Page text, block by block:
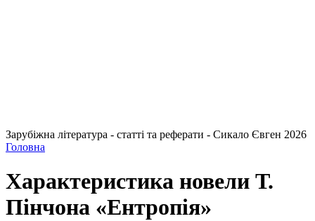
Зарубіжна література - статті та реферати - Сикало Євген 2026
Головна
Характеристика новели Т.
Пінчона «Ентропія»